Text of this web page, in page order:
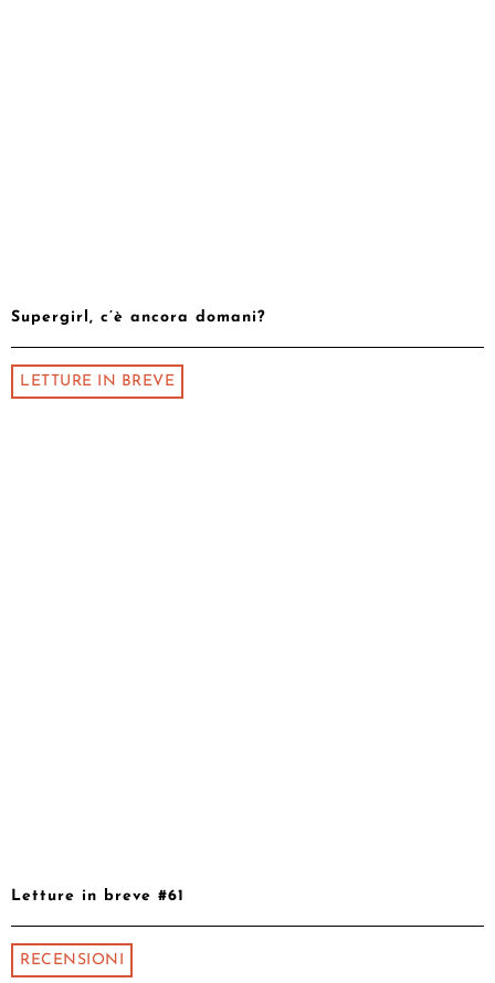
Supergirl, c’è ancora domani?
LETTURE IN BREVE
Letture in breve #61
RECENSIONI